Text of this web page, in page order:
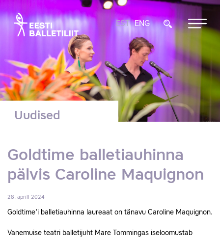
EST ENG
Uudised
Goldtime balletiauhinna
pälvis Caroline Maquignon
28. aprill 2024
Goldtime'i balletiauhinna laureaat on tänavu Caroline Maquignon.
Vanemuise teatri balletijuht Mare Tommingas iseloomustab